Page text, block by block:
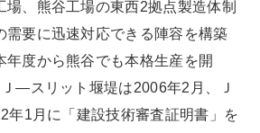
場、熊谷工場の東西2拠点製造体制
需要に迅速対応できる陣容を構築
年度から熊谷でも本格生産を開
―スリット堰堤は2006年2月、Ｊ
1月に「建設技術審査証明書」を